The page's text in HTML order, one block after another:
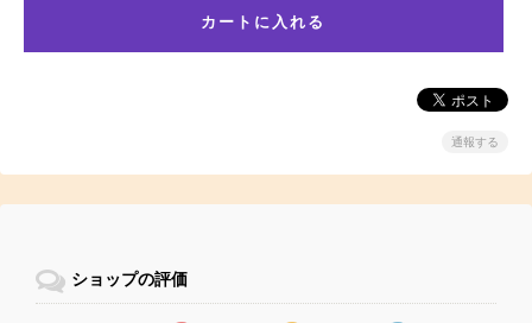
通報する
ショップの評価